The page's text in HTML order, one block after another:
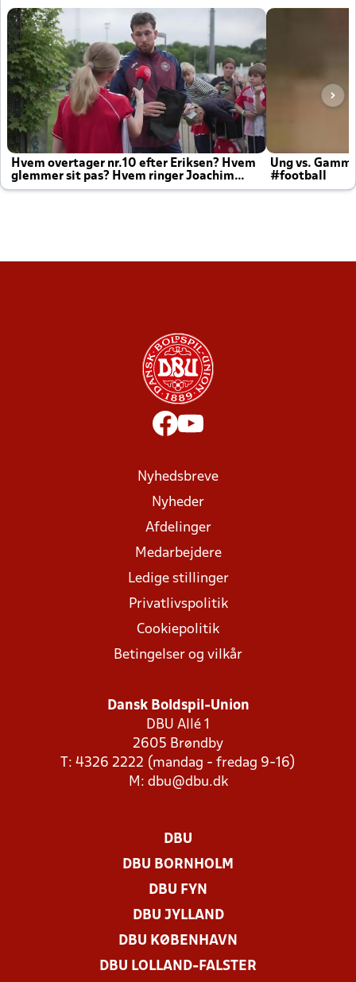
Hvem overtager nr.10 efter Eriksen? Hvem
glemmer sit pas? Hvem ringer Joachim
altid til efter kampe?
Ung vs.
#football
Nyhedsbreve
Nyheder
Afdelinger
Medarbejdere
Ledige stillinger
Privatlivspolitik
Cookiepolitik
Betingelser og vilkår
Dansk Boldspil-Union
DBU Allé 1
2605 Brøndby
T: 4326 2222 (mandag - fredag 9-16)
M: dbu@dbu.dk
DBU
DBU BORNHOLM
DBU FYN
DBU JYLLAND
DBU KØBENHAVN
DBU LOLLAND-FALSTER